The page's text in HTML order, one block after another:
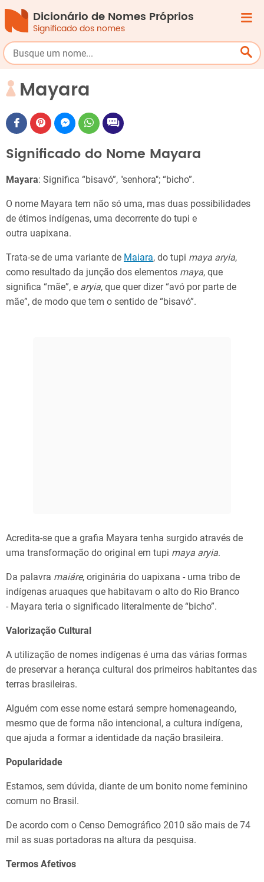
Dicionário de Nomes Próprios
Significado dos nomes
Mayara
Significado do Nome Mayara
Mayara: Significa “bisavó”, "senhora"; “bicho”.
O nome Mayara tem não só uma, mas duas possibilidades
de étimos indígenas, uma decorrente do tupi e
outra uapixana.
Trata-se de uma variante de Maiara, do tupi maya aryia,
como resultado da junção dos elementos maya, que
significa “mãe”, e aryia, que quer dizer “avó por parte de
mãe”, de modo que tem o sentido de “bisavó”.
Acredita-se que a grafia Mayara tenha surgido através de
uma transformação do original em tupi maya aryia.
Da palavra maiáre, originária do uapixana - uma tribo de
indígenas aruaques que habitavam o alto do Rio Branco
- Mayara teria o significado literalmente de “bicho”.
Valorização Cultural
A utilização de nomes indígenas é uma das várias formas
de preservar a herança cultural dos primeiros habitantes das
terras brasileiras.
Alguém com esse nome estará sempre homenageando,
mesmo que de forma não intencional, a cultura indígena,
que ajuda a formar a identidade da nação brasileira.
Popularidade
Estamos, sem dúvida, diante de um bonito nome feminino
comum no Brasil.
De acordo com o Censo Demográfico 2010 são mais de 74
mil as suas portadoras na altura da pesquisa.
Termos Afetivos